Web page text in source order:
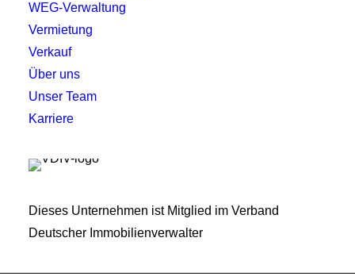
WEG-Verwaltung
Vermietung
Verkauf
Über uns
Unser Team
Karriere
Dieses Unternehmen ist Mitglied im Verband
Deutscher Immobilienverwalter